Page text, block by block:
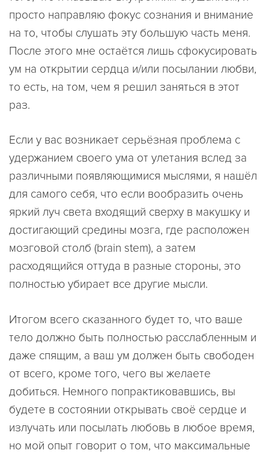
просто направляю фокус сознания и внимание
на то, чтобы слушать эту большую часть меня.
После этого мне остаётся лишь сфокусировать
ум на открытии сердца и/или посылании любви,
то есть, на том, чем я решил заняться в этот
раз.
Если у вас возникает серьёзная проблема с
удержанием своего ума от улетания вслед за
различными появляющимися мыслями, я нашёл
для самого себя, что если вообразить очень
яркий луч света входящий сверху в макушку и
достигающий средины мозга, где расположен
мозговой столб (brain stem), а затем
расходящийся оттуда в разные стороны, это
полностью убирает все другие мысли.
Итогом всего сказанного будет то, что ваше
тело должно быть полностью расслабленным и
даже спящим, а ваш ум должен быть свободен
от всего, кроме того, чего вы желаете
добиться. Немного попрактиковавшись, вы
будете в состоянии открывать своё сердце и
излучать или посылать любовь в любое время,
но мой опыт говорит о том, что максимальные